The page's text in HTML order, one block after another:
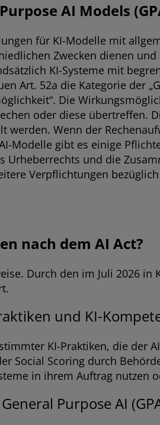
AI Models
für KI-Modelle mit
Zwecken dienen
KI-Systeme mit
Art. 52a die Kategorie der
Die
oder diese übertreffen.
werden. Wenn der
Modelle gibt es einige
Urheberrechts und die
Verpflichtungen
nach dem AI Act?
Durch den im Juli 2026
und KI-
KI-Praktiken, die der
Social Scoring durch
in ihrem Auftrag nutzen
Purpose AI